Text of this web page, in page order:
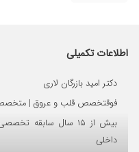
اطلاعات تکمیلی
دکتر امید بازرگان لاری
فوقتخصص قلب و عروق | متخصص
بیش از ۱۵ سال
داخلی